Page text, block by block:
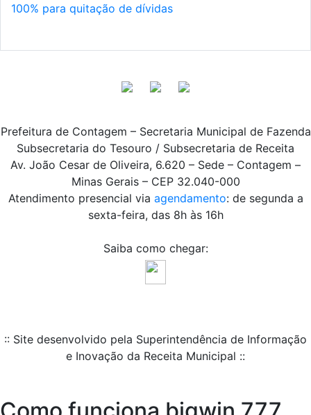
100% para quitação de dívidas
Prefeitura de Contagem – Secretaria Municipal de Fazenda
Subsecretaria do Tesouro / Subsecretaria de Receita
Av. João Cesar de Oliveira, 6.620 – Sede – Contagem –
Minas Gerais – CEP 32.040-000
Atendimento presencial via agendamento: de segunda a
sexta-feira, das 8h às 16h
Saiba como chegar:
:: Site desenvolvido pela Superintendência de Informação
e Inovação da Receita Municipal ::